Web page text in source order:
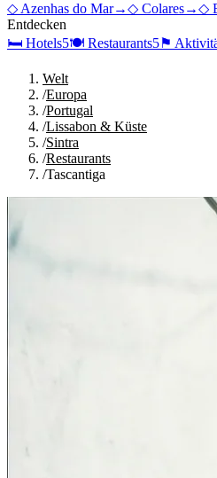
◇ Azenhas do Mar→◇ Colares→◇
Entdecken
🛏 Hotels5🍽 Restaurants5⚑
Welt
/Europa
/Portugal
/Lissabon & Küste
/Sintra
/Restaurants
/Tascantiga